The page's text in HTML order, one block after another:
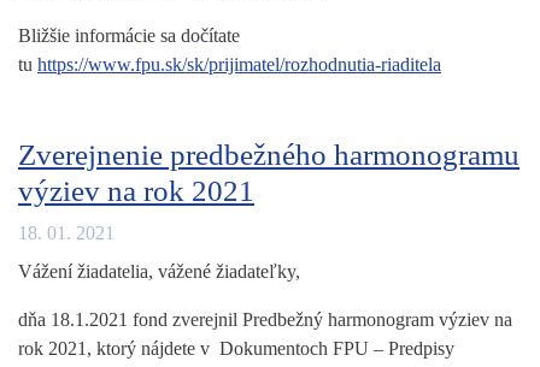
Bližšie informácie sa dočítate
tu https://www.fpu.sk/sk/prijimatel/rozhodnutia-riaditela
Zverejnenie predbežného harmonogramu
výziev na rok 2021
18. 01. 2021
Vážení žiadatelia, vážené žiadateľky,
dňa 18.1.2021 fond zverejnil Predbežný harmonogram výziev na
rok 2021, ktorý nájdete v Dokumentoch FPU – Predpisy